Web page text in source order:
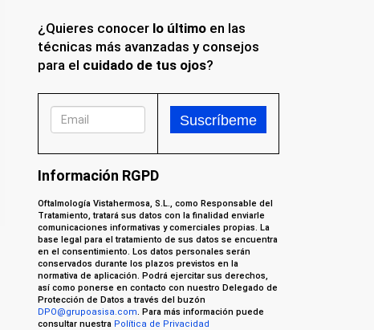
¿Quieres conocer lo últimoen las
técnicas más avanzadas y consejos
para el cuidado de tus ojos?
Información RGPD
Oftalmología Vistahermosa, S.L., como Responsable del
Tratamiento, tratará sus datos con la finalidad enviarle
comunicaciones informativas y comerciales propias. La
base legal para el tratamiento de sus datos se encuentra
en el consentimiento. Los datos personales serán
conservados durante los plazos previstos en la
normativa de aplicación. Podrá ejercitar sus derechos,
así como ponerse en contacto con nuestro Delegado de
Protección de Datos a través del buzón
DPO@grupoasisa.com. Para más información puede
consultar nuestra Política de Privacidad